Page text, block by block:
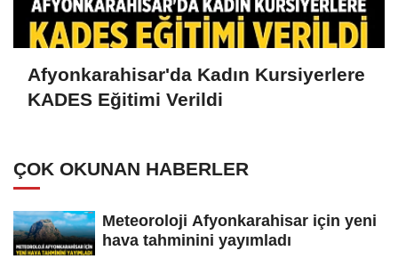
Afyonkarahisar'da Kadın Kursiyerlere
KADES Eğitimi Verildi
ÇOK OKUNAN HABERLER
Meteoroloji Afyonkarahisar için yeni
hava tahminini yayımladı